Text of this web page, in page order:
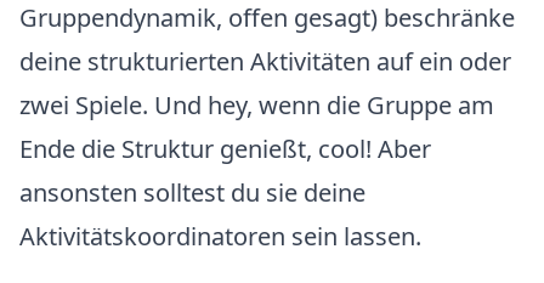
Gruppendynamik, offen gesagt) beschränke
deine strukturierten Aktivitäten auf ein oder
zwei Spiele. Und hey, wenn die Gruppe am
Ende die Struktur genießt, cool! Aber
ansonsten solltest du sie deine
Aktivitätskoordinatoren sein lassen.